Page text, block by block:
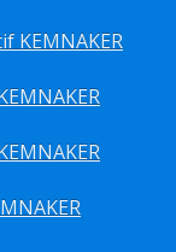
KEMNAKER